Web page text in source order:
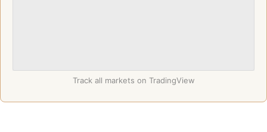
Track all markets on TradingView